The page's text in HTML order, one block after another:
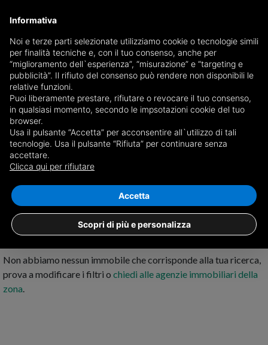
Ricevi copia del giornale via mail
Scegli giornale
Nessun risultato per
in vendita a Parre
Non abbiamo nessun immobile che corrisponde alla tua ricerca,
prova a modificare i filtri o chiedi alle agenzie immobiliari della
zona.
Informativa
Noi e terze parti selezionate utilizziamo cookie o tecnologie simili
per finalità tecniche e, con il tuo consenso, anche per
“miglioramento dell`esperienza”, “misurazione” e “targeting e
pubblicità”. Il rifiuto del consenso può rendere non disponibili le
relative funzioni.
Puoi liberamente prestare, rifiutare o revocare il tuo consenso,
in qualsiasi momento, secondo le impsotazioni cookie del tuo
browser.
Usa il pulsante “Accetta” per acconsentire all`utilizzo di tali
tecnologie. Usa il pulsante “Rifiuta” per continuare senza
accettare.
Clicca qui per rifiutare
Scopri di più e personalizza
Accetta